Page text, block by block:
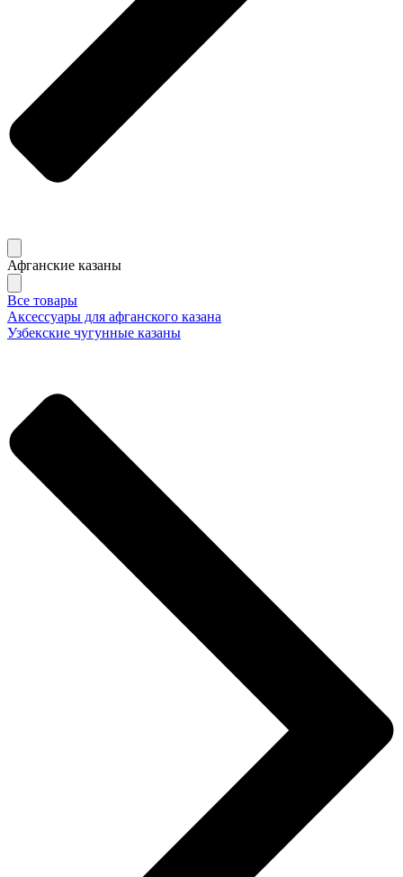
Афганские казаны
Все товары
Аксессуары для афганского казана
Узбекские чугунные казаны